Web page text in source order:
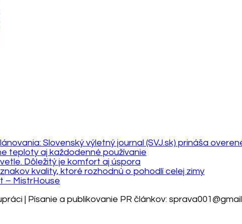
Slovenský výletný journal (SVJ.sk) prináša
teploty aj každodenné používanie
Dôležitý je komfort aj úspora
kvality, ktoré rozhodnú o pohodlí celej zimy
– MistrHouse
| Písanie a publikovanie PR článkov: